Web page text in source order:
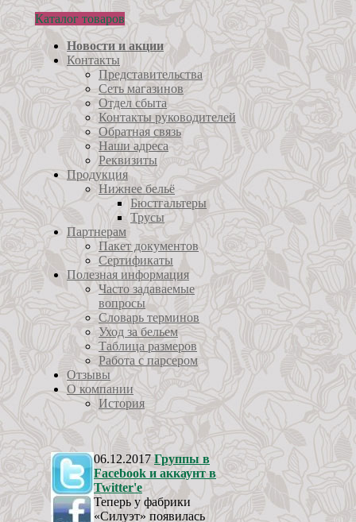
Каталог товаров
Новости и акции
Контакты
Представительства
Сеть магазинов
Отдел сбыта
Контакты руководителей
Обратная связь
Наши адреса
Реквизиты
Продукция
Нижнее бельё
Бюстгальтеры
Трусы
Партнерам
Пакет документов
Сертификаты
Полезная информация
Часто задаваемые
вопросы
Словарь терминов
Уход за бельем
Таблица размеров
Работа с парсером
Отзывы
О компании
История
06.12.2017 Группы в
Facebook и аккаунт в
Twitter'e
Теперь у фабрики
«Силуэт» появилась